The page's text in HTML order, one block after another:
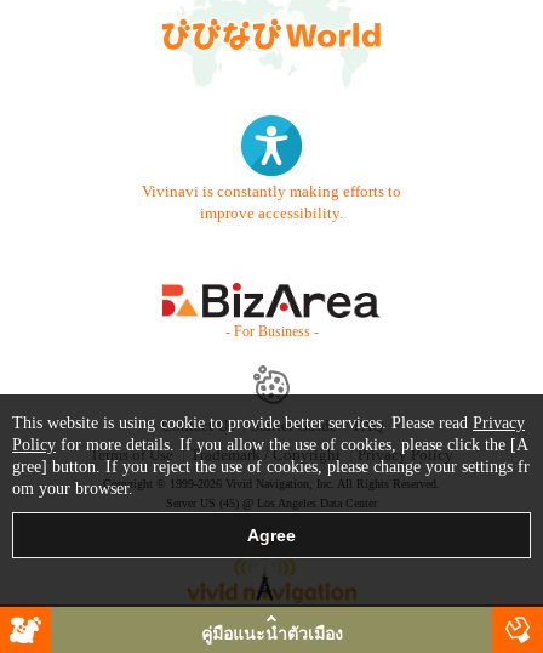
Vivinavi is constantly making efforts to
improve accessibility.
- For Business -
Contact Us Starter Guide
FAQ
Terms of Use
Trademark / Copyright Privacy Policy
Copyright © 1999-2026 Vivid Navigation, Inc. All Rights Reserved.
Server US (45) @ Los Angeles Data Center
คู่มือแนะนำตัวเมือง
This website is using cookie to provide better services. Please read Privacy
Policy for more details. If you allow the use of cookies, please click the [A
gree] button. If you reject the use of cookies, please change your settings fr
om your browser.